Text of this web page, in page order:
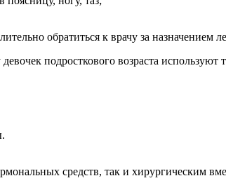
обратиться к врачу за назначением
подросткового возраста используют
средств, так и хирургическим